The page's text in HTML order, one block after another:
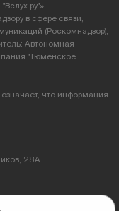
в сфере связи,
(Роскомнадзор),
Автономная
"Тюменское
что информация
28А